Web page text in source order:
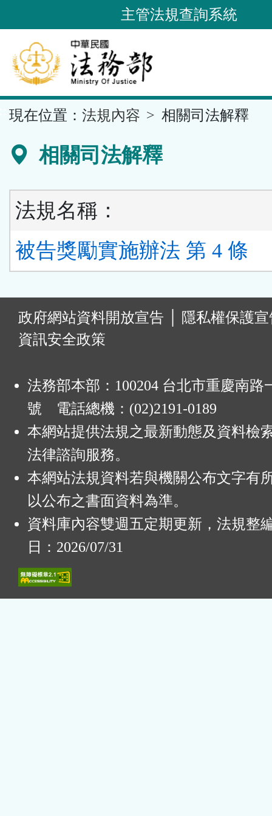
到
要
內
容
區
主管法規查詢系統
現在位置： 法規內容 相關司法解釋
相關司法解釋
法規名稱：
被告獎勵實施辦法 第 4 條
政府網站資料開放宣告
隱私權保護
資訊安全政策
法務部本部：100204 台北市重慶南路
號 電話總機：(02)2191-0189
本網站提供法規之最新動態及資料檢
法律諮詢服務。
本網站法規資料若與機關公布文字有
以公布之書面資料為準。
資料庫內容雙週五定期更新，法規整
日：2026/07/31